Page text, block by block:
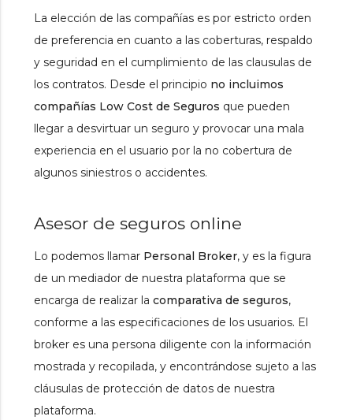
La elección de las compañías es por estricto orden
de preferencia en cuanto a las coberturas, respaldo
y seguridad en el cumplimiento de las clausulas de
los contratos. Desde el principio no incluimos
compañías Low Cost de Seguros que pueden
llegar a desvirtuar un seguro y provocar una mala
experiencia en el usuario por la no cobertura de
algunos siniestros o accidentes.
Asesor de seguros online
Lo podemos llamar Personal Broker, y es la figura
de un mediador de nuestra plataforma que se
encarga de realizar lacomparativa de seguros,
conforme a las especificaciones de los usuarios. El
broker es una persona diligente con la información
mostrada y recopilada, y encontrándose sujeto a las
cláusulas de protección de datos de nuestra
plataforma.